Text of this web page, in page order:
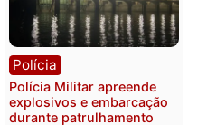
Polícia